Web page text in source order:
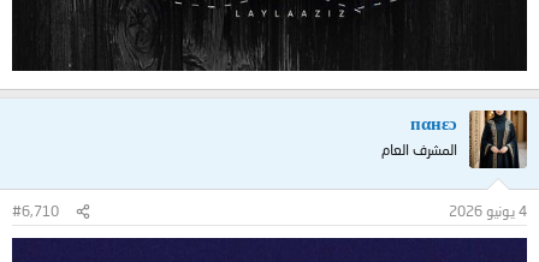
пαнεɔ
المشرف العام
4 يونيو 2026 #6,710